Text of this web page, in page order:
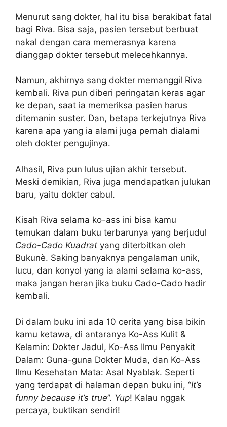
Menurut sang dokter, hal itu bisa berakibat fatal
bagi Riva. Bisa saja, pasien tersebut berbuat
nakal dengan cara memerasnya karena
dianggap dokter tersebut melecehkannya.
Namun, akhirnya sang dokter memanggil Riva
kembali. Riva pun diberi peringatan keras agar
ke depan, saat ia memeriksa pasien harus
ditemanin suster. Dan, betapa terkejutnya Riva
karena apa yang ia alami juga pernah dialami
oleh dokter pengujinya.
Alhasil, Riva pun lulus ujian akhir tersebut.
Meski demikian, Riva juga mendapatkan julukan
baru, yaitu dokter cabul.
Kisah Riva selama ko-ass ini bisa kamu
temukan dalam buku terbarunya yang berjudul
Cado-Cado Kuadrat yang diterbitkan oleh
Bukunè. Saking banyaknya pengalaman unik,
lucu, dan konyol yang ia alami selama ko-ass,
maka jangan heran jika buku Cado-Cado hadir
kembali.
Di dalam buku ini ada 10 cerita yang bisa bikin
kamu ketawa, di antaranya Ko-Ass Kulit &
Kelamin: Dokter Jadul, Ko-Ass Ilmu Penyakit
Dalam: Guna-guna Dokter Muda, dan Ko-Ass
Ilmu Kesehatan Mata: Asal Nyablak. Seperti
yang terdapat di halaman depan buku ini, “It’s
funny because it’s true”. Yup! Kalau nggak
percaya, buktikan sendiri!